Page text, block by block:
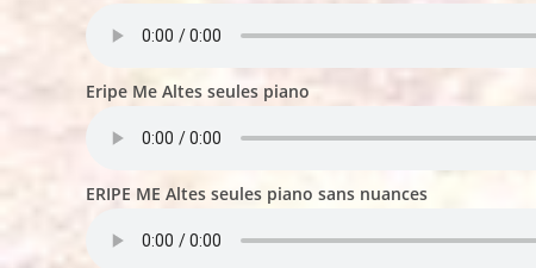
Eripe Me Altes seules piano
ERIPE ME Altes seules piano sans nuances